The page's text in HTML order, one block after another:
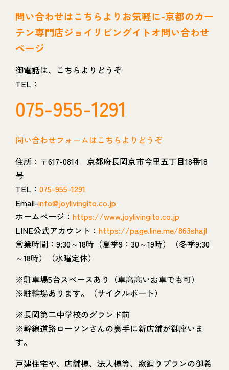
問い合わせはこちらよりお気軽に-京都のカー
テン専門店ジョイリビングイトオ問い合わせ
ページ
御電話は、こちらよりどうぞ
TEL：
075-955-1291
問い合わせフォームはこちらよりどうぞ
住所：〒617-0814 京都府長岡京市今里五丁目18番18
号
TEL： 075-955-1291
Email-info@joylivingito.co.jp
ホームページ： https://www.joylivingito.co.jp
LINE公式アカウント： https://page.line.me/863shajl
営業時間：9:30～18時（夏季9：30～19時）（冬季9:30
～18時）（水曜定休）
※駐車場5台スペースあり（車高高いお車でも可）
※駐輪場あります。（サイクルポート）
※長岡第二中学校のグランド前
※幹線道路ローソンさんの裏手に新店舗が御座いま
す。
戸建住宅や、店舗様、法人様等、窓廻りプランの御希